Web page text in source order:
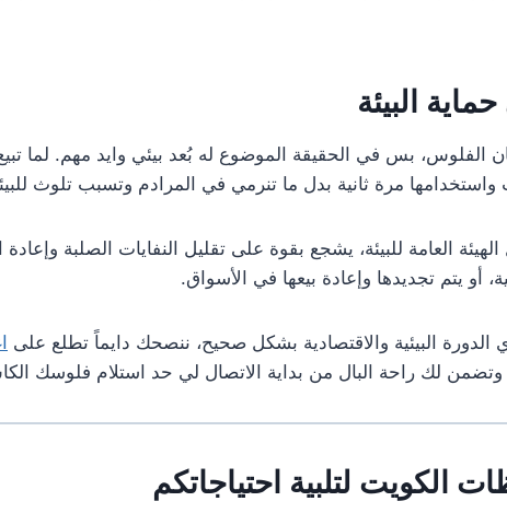
البيئة
الفلوس، بس في الحقيقة الموضوع له بُعد بيئي وايد مهم.
مرة ثانية بدل ما تنرمي في المرادم وتسبب تلوث
العامة للبيئة، يشجع بقوة على تقليل النفايات الصلبة
أو يتم تجديدها وإعادة بيعها في الأسواق.
البيئية والاقتصادية بشكل صحيح، ننصحك دايماً تطلع على
لك راحة البال من بداية الاتصال لي حد استلام فلوسك
الكويت لتلبية احتياجاتكم